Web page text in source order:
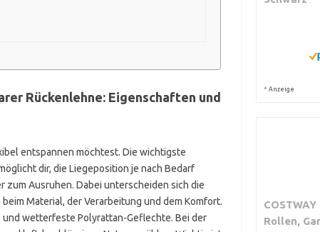
Rückenlehne: Eigenschaften und
entspannen möchtest. Die wichtigste
dir, die Liegeposition je nach Bedarf
zum Ausruhen. Dabei unterscheiden sich die
Material, der Verarbeitung und dem Komfort.
wetterfeste Polyrattan-Geflechte. Bei der
* Anzeige
Rollen,